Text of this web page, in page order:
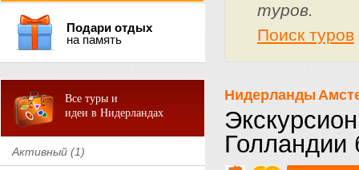
Подари отдых
на память
Все туры и
идеи в Нидерландах
Активный (1)
туров.
Поиск туров
Нидерланды
Голландии